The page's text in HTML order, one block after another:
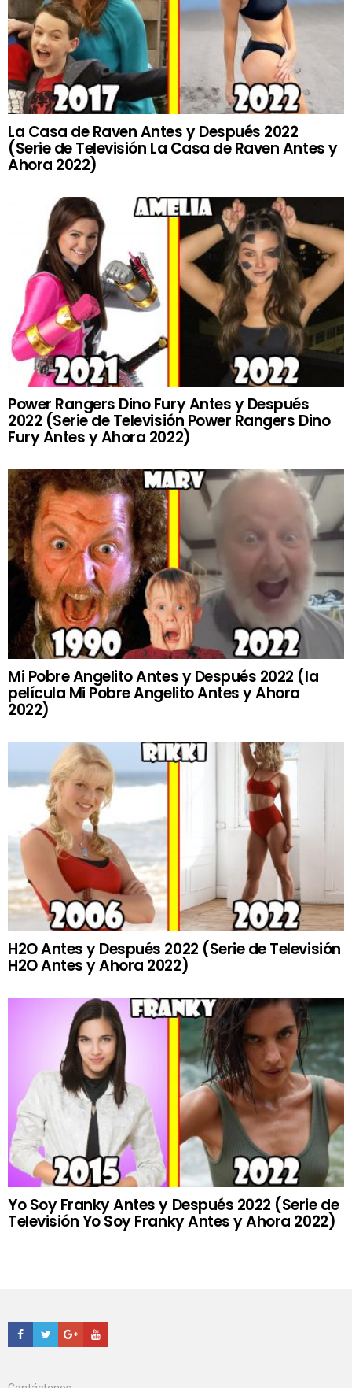
La Casa de Raven Antes y Después 2022
(Serie de Televisión La Casa de Raven Antes y
Ahora 2022)
Power Rangers Dino Fury Antes y Después
2022 (Serie de Televisión Power Rangers Dino
Fury Antes y Ahora 2022)
Mi Pobre Angelito Antes y Después 2022 (la
película Mi Pobre Angelito Antes y Ahora
2022)
H2O Antes y Después 2022 (Serie de Televisión
H2O Antes y Ahora 2022)
Yo Soy Franky Antes y Después 2022 (Serie de
Televisión Yo Soy Franky Antes y Ahora 2022)
Facebook
TwitterGoogle+Youtube